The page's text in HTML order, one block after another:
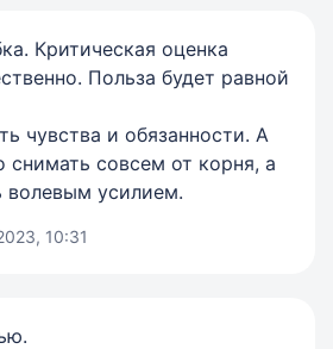
Критическая оценка
Польза будет равной
чувства и обязанности. А
снимать совсем от корня, а
волевым усилием.
10:31